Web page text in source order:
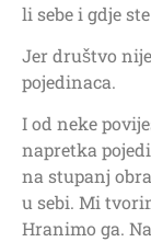
li sebe i gdje
Jer društvo
pojedinaca.
I od neke
napretka
na stupanj
u sebi. Mi
Hranimo ga.